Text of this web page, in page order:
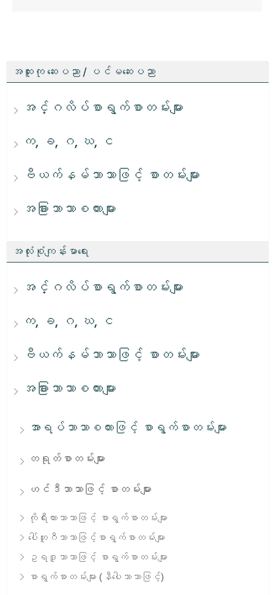
အထူးကု ဆေးပညာ / ပင်မဆေးပညာ
အင်္ဂလိပ်စာရွက်စာတမ်းများ
က, ခ, ဂ, ဃ, င
ဗီယက်နမ်ဘာသာဖြင့် စာတမ်းများ
အခြားဘာသာစကားများ
အလုံးစုံကျန်းမာရေး
အင်္ဂလိပ်စာရွက်စာတမ်းများ
က, ခ, ဂ, ဃ, င
ဗီယက်နမ်ဘာသာဖြင့် စာတမ်းများ
အခြားဘာသာစကားများ
အာရပ်ဘာသာစကားဖြင့် စာရွက်စာတမ်းများ
တရုတ်စာတမ်းများ
ဟင်ဒီဘာသာဖြင့် စာတမ်းများ
ကိုရီးယားဘာသာဖြင့် စာရွက်စာတမ်းများ
ပေါ်တူဂီဘာသာဖြင့်စာရွက်စာတမ်းများ
ဥရဒူဘာသာဖြင့် စာရွက်စာတမ်းများ
စာရွက်စာတမ်းများ (နီပေါဘာသာဖြင့်)